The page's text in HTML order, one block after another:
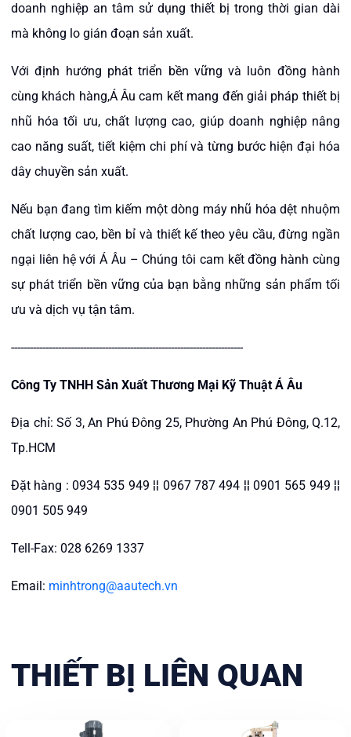
doanh nghiệp an tâm sử dụng thiết bị trong thời gian dài
mà không lo gián đoạn sản xuất.
Với định hướng phát triển bền vững và luôn đồng hành
cùng khách hàng,Á Âu cam kết mang đến giải pháp thiết bị
nhũ hóa tối ưu, chất lượng cao, giúp doanh nghiệp nâng
cao năng suất, tiết kiệm chi phí và từng bước hiện đại hóa
dây chuyền sản xuất.
Nếu bạn đang tìm kiếm một dòng máy nhũ hóa dệt nhuộm
chất lượng cao, bền bỉ và thiết kế theo yêu cầu, đừng ngần
ngại liên hệ với Á Âu – Chúng tôi cam kết đồng hành cùng
sự phát triển bền vững của bạn bằng những sản phẩm tối
ưu và dịch vụ tận tâm.
​--------------------------------------------------------------------------
Công Ty TNHH Sản Xuất Thương Mại Kỹ Thuật Á Âu
Địa chỉ: Số 3, An Phú Đông 25, Phường An Phú Đông, Q.12,
Tp.HCM
Đặt hàng : 0934 535 949 ¦¦ 0967 787 494 ¦¦ 0901 565 949 ¦¦
0901 505 949
Tell-Fax: 028 6269 1337
Email: minhtrong@aautech.vn
THIẾT BỊ LIÊN QUAN